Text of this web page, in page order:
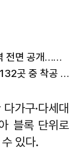
서울시, 모아타운·신통기획 '탈락·철회' 구역 전면 공개…부동산 투기성 거래 차단
정비사업 착공까지 '산 넘어 산'…모아타운 132곳 중 착공 1곳뿐
가구·다세대
블록 단위로
있다.